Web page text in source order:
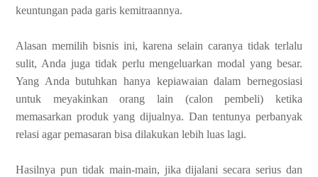
keuntungan pada garis kemitraannya.
Alasan memilih bisnis ini, karena selain caranya tidak terlalu
sulit, Anda juga tidak perlu mengeluarkan modal yang besar.
Yang Anda butuhkan hanya kepiawaian dalam bernegosiasi
untuk meyakinkan orang lain (calon pembeli) ketika
memasarkan produk yang dijualnya. Dan tentunya perbanyak
relasi agar pemasaran bisa dilakukan lebih luas lagi.
Hasilnya pun tidak main-main, jika dijalani secara serius dan